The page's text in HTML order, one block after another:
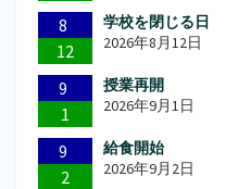
8
12
学校を閉じる日
2026年8月12日
9
1
授業再開
2026年9月1日
9
2
給食開始
2026年9月2日